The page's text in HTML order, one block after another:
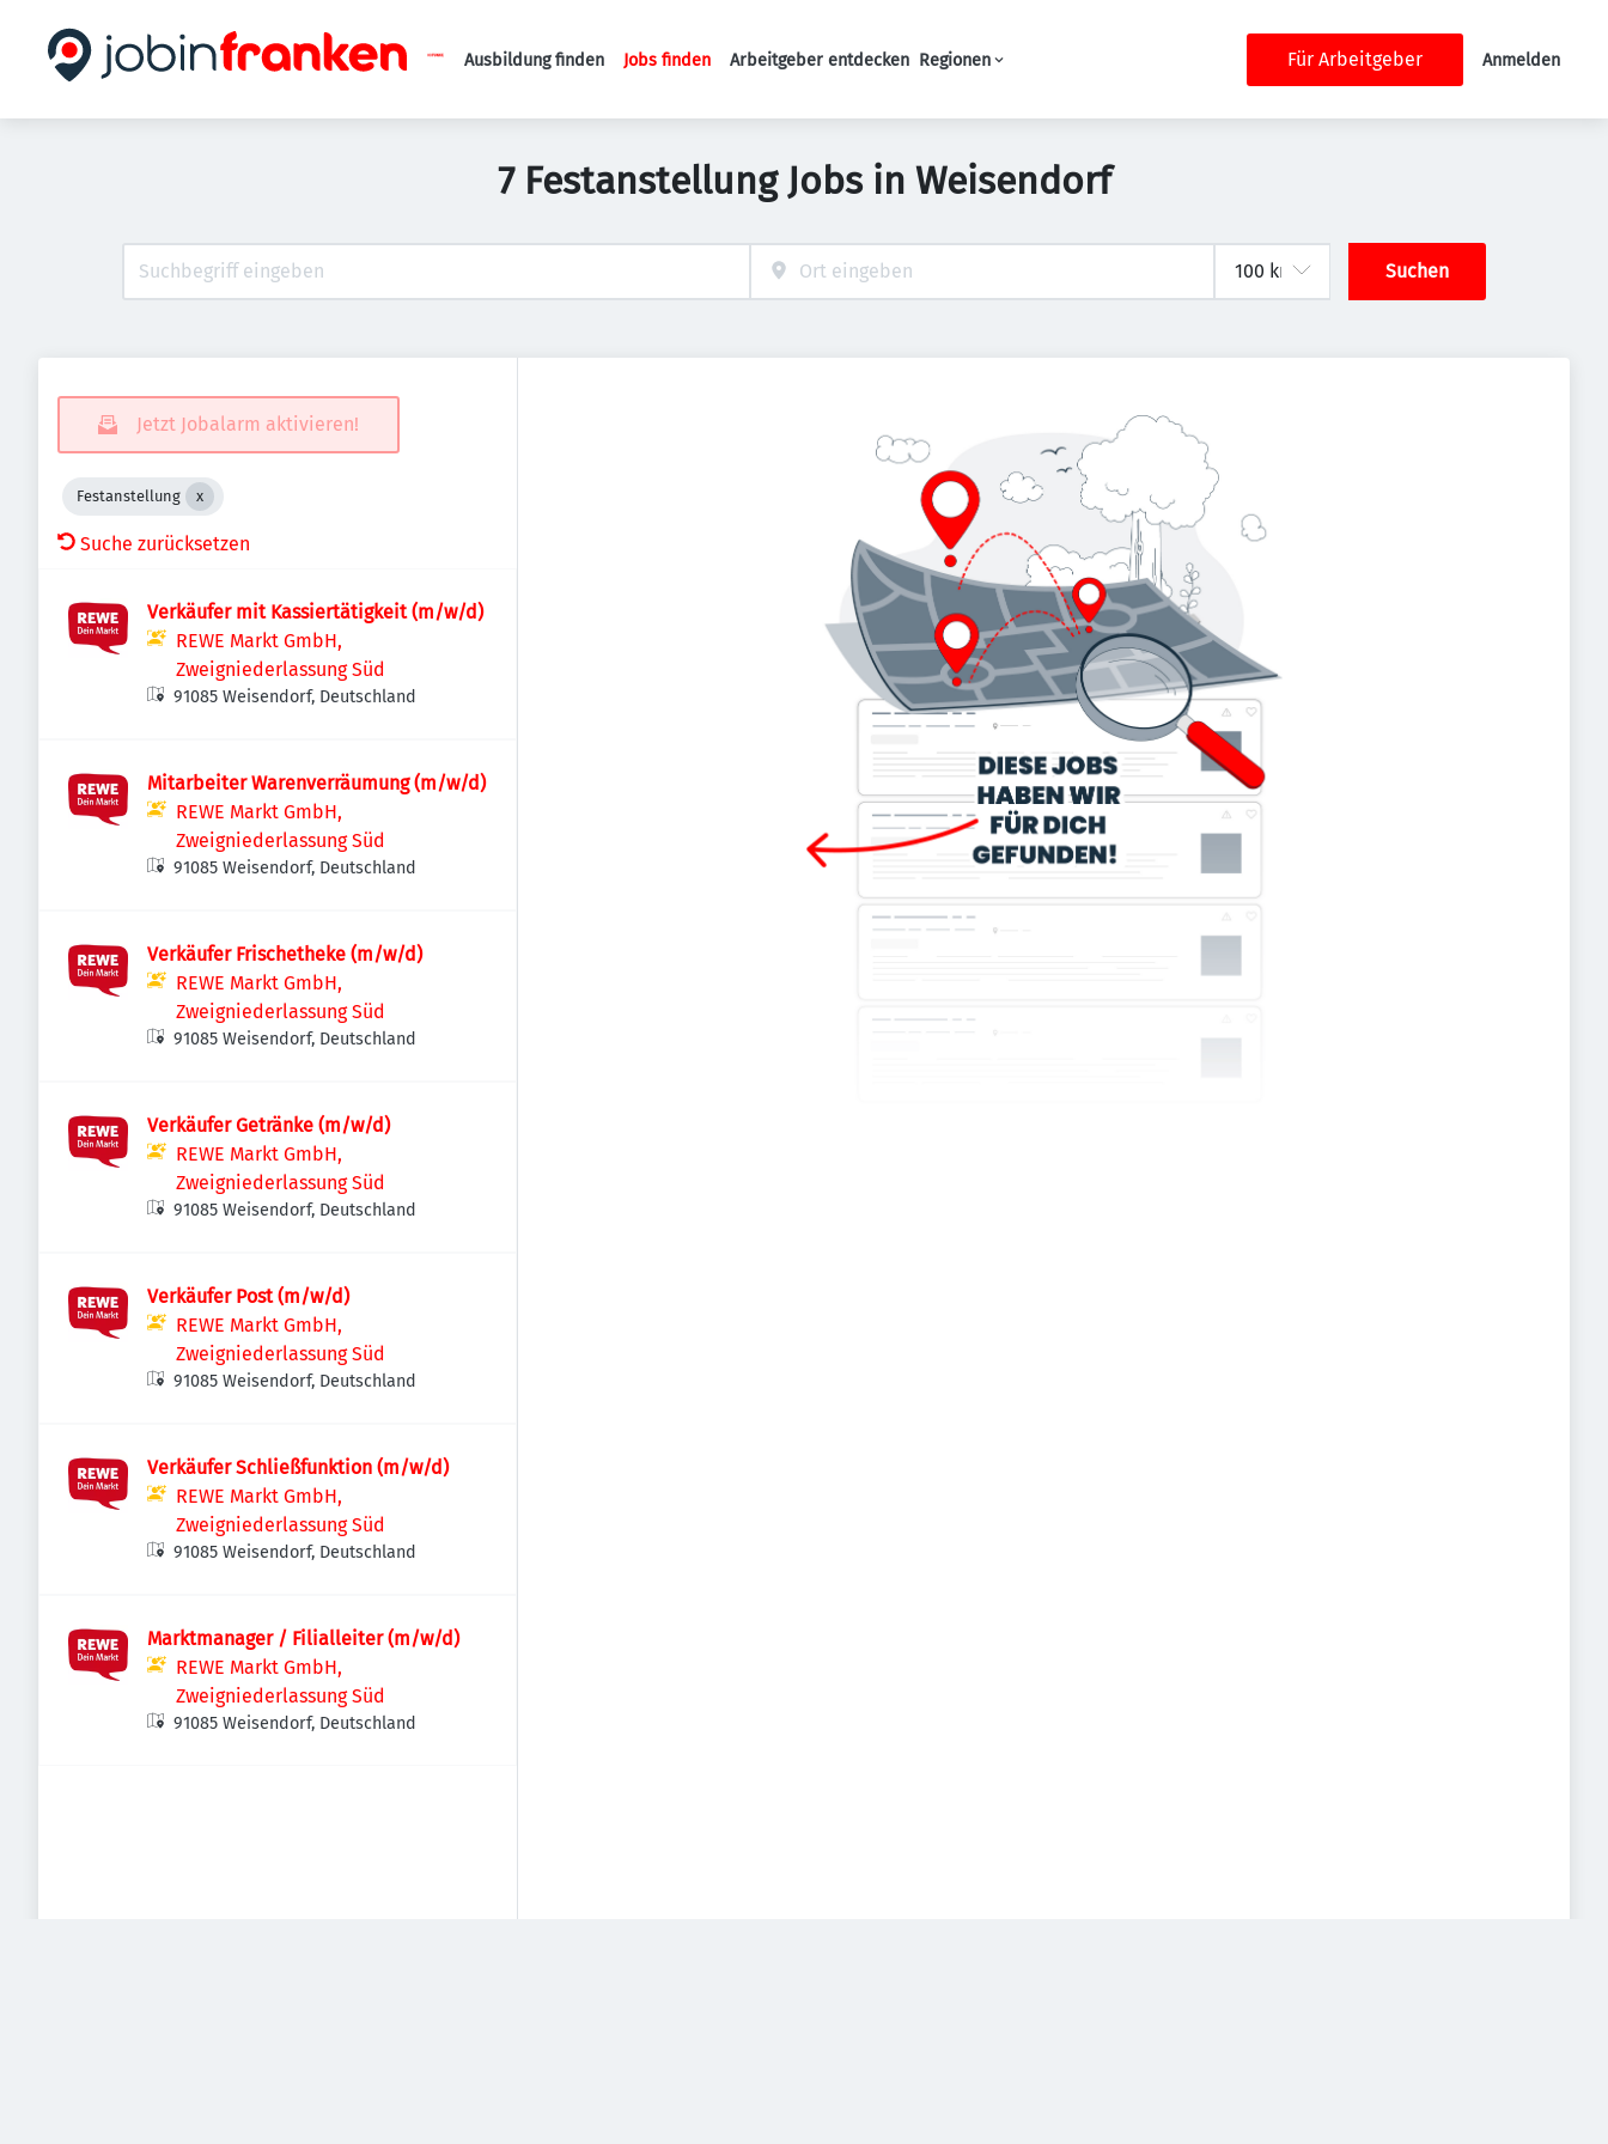
Haupt-Navigation
Ausbildung finden Jobs finden Arbeitgeber entdecken Regionen Für Arbeitgeber Anmelden
7 Festanstellung Jobs in Weisendorf
Suchen
Jetzt Jobalarm aktivieren!
Festanstellung
Suche zurücksetzen
Verkäufer mit Kassiertätigkeit (m/w/d)
REWE Markt GmbH,
Zweigniederlassung Süd
91085 Weisendorf, Deutschland
Mitarbeiter Warenverräumung (m/w/d)
REWE Markt GmbH,
Zweigniederlassung Süd
91085 Weisendorf, Deutschland
Verkäufer Frischetheke (m/w/d)
REWE Markt GmbH,
Zweigniederlassung Süd
91085 Weisendorf, Deutschland
Verkäufer Getränke (m/w/d)
REWE Markt GmbH,
Zweigniederlassung Süd
91085 Weisendorf, Deutschland
Verkäufer Post (m/w/d)
REWE Markt GmbH,
Zweigniederlassung Süd
91085 Weisendorf, Deutschland
Verkäufer Schließfunktion (m/w/d)
REWE Markt GmbH,
Zweigniederlassung Süd
91085 Weisendorf, Deutschland
Marktmanager / Filialleiter (m/w/d)
REWE Markt GmbH,
Zweigniederlassung Süd
91085 Weisendorf, Deutschland